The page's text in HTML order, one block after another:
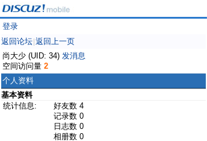
登录
返回论坛 返回上一页
尚大少 (UID: 34) 发消息
空间访问量 2
个人资料
基本资料
统计信息:
好友数 4
记录数 0
日志数 0
相册数 0